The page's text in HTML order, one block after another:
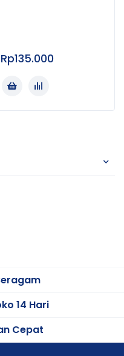
Rp135.000
14 Hari
Cepat